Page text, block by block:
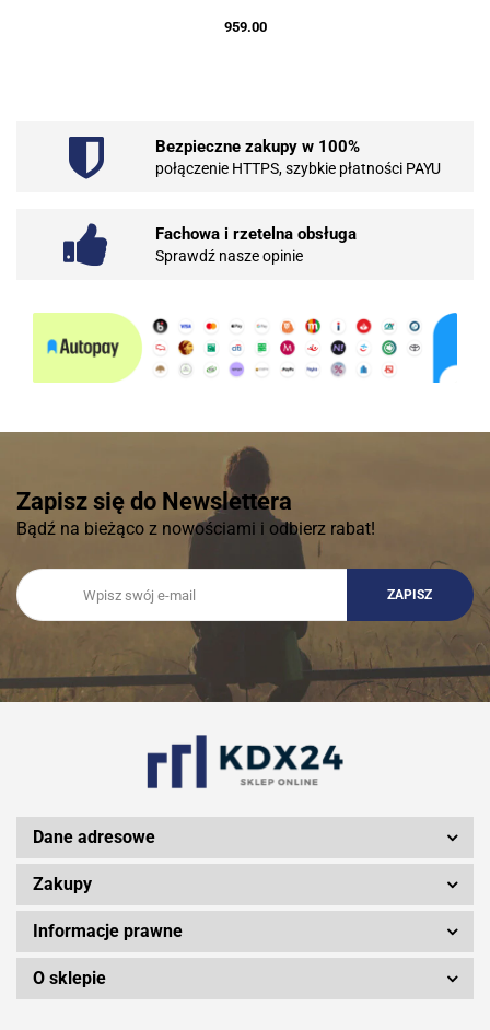
959.00
Bezpieczne zakupy w 100%
połączenie HTTPS, szybkie płatności PAYU
Fachowa i rzetelna obsługa
Sprawdź nasze opinie
Zapisz się do Newslettera
Bądź na bieżąco z nowościami i odbierz rabat!
Dane adresowe
Zakupy
Informacje prawne
O sklepie